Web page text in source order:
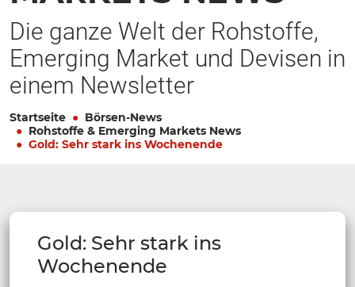
Die ganze Welt der Rohstoffe,
Emerging Market und Devisen in
einem Newsletter
Startseite
Börsen-News
Rohstoffe & Emerging Markets News
Gold: Sehr stark ins Wochenende
Gold: Sehr stark ins
Wochenende